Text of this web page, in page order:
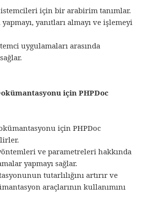
istemcileri için bir arabirim tanımlar.
yanıtları almayı ve işlemeyi
uygulamaları arasında
için PHPDoc
için PHPDoc
ve parametreleri hakkında
yapmayı sağlar.
tutarlılığını artırır ve
araçlarının kullanımını